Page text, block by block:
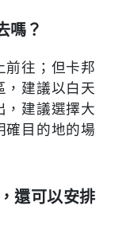
嗎？
前往；但卡邦
，建議以白天
，建議選擇大
確目的地的場
還可以安排